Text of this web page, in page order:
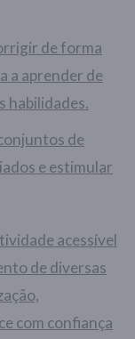
de forma
a aprender de
habilidades.
de
e estimular
acessível
de diversas
com confiança